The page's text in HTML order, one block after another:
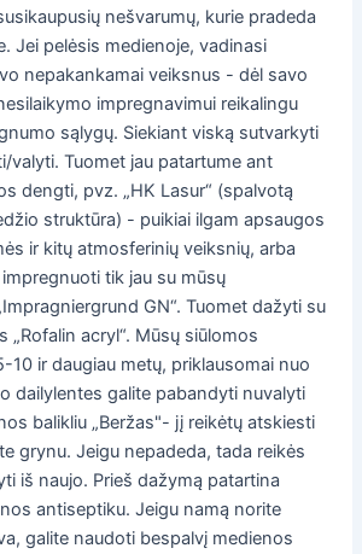
nešvarumų, kurie pradeda
Jei pelėsis medienoje, vadinasi
nepakankamai veiksnus - dėl savo
impregnavimui reikalingu
sąlygų. Siekiant viską sutvarkyti
valyti. Tuomet jau patartume ant
dengti, pvz. „HK Lasur“ (spalvotą
struktūra) - puikiai ilgam apsaugos
ir kitų atmosferinių veiksnių, arba
tik jau su mūsų
GN“. Tuomet dažyti su
„Rofalin acryl“. Mūsų siūlomos
10 ir daugiau metų, priklausomai nuo
dailylentes galite pabandyti nuvalyti
balikliu „Beržas"- jį reikėtų atskiesti
grynu. Jeigu nepadeda, tada reikės
iš naujo. Prieš dažymą patartina
antiseptiku. Jeigu namą norite
galite naudoti bespalvį medienos